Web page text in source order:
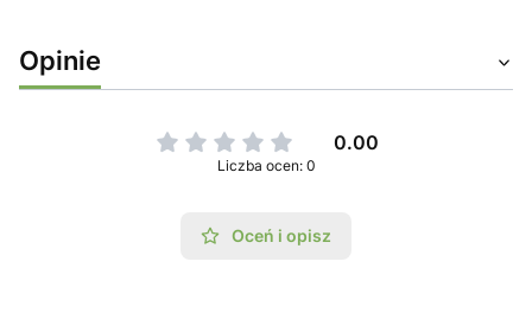
Opinie
0.00
Liczba ocen: 0
Oceń i opisz